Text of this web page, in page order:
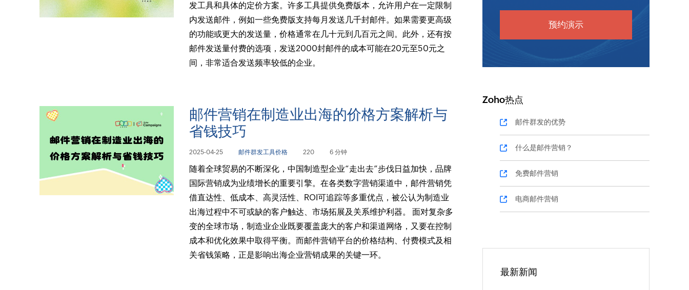
发工具和具体的定价方案。许多工具提供免费版本，允许用户在一定限制
内发送邮件，例如一些免费版支持每月发送几千封邮件。如果需要更高级
的功能或更大的发送量，价格通常在几十元到几百元之间。此外，还有按
邮件发送量付费的选项，发送2000封邮件的成本可能在20元至50元之
间，非常适合发送频率较低的企业。
邮件营销在制造业出海的价格方案解析与
省钱技巧
2025-04-25 邮件群发工具价格 220 6 分钟
随着全球贸易的不断深化，中国制造型企业“走出去”步伐日益加快，品牌
国际营销成为业绩增长的重要引擎。在各类数字营销渠道中，邮件营销凭
借直达性、低成本、高灵活性、ROI可追踪等多重优点，被公认为制造业
出海过程中不可或缺的客户触达、市场拓展及关系维护利器。 面对复杂多
变的全球市场，制造业企业既要覆盖庞大的客户和渠道网络，又要在控制
成本和优化效果中取得平衡。而邮件营销平台的价格结构、付费模式及相
关省钱策略，正是影响出海企业营销成果的关键一环。
预约演示
Zoho热点
邮件群发的优势
什么是邮件营销？
免费邮件营销
电商邮件营销
最新新闻